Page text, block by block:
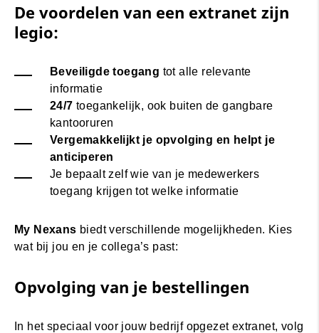
De voordelen van een extranet zijn
legio:
Beveiligde toegang tot alle relevante
informatie
24/7 toegankelijk, ook buiten de gangbare
kantooruren
Vergemakkelijkt je opvolging en helpt je
anticiperen
Je bepaalt zelf wie van je medewerkers
toegang krijgen tot welke informatie
My Nexans biedt verschillende mogelijkheden. Kies
wat bij jou en je collega’s past:
Opvolging van je bestellingen
In het speciaal voor jouw bedrijf opgezet extranet, volg